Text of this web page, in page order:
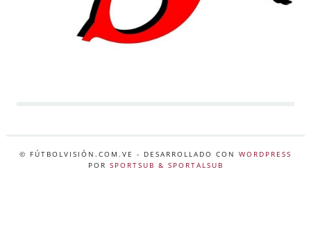
© FÚTBOLVISIÓN.COM.VE - DESARROLLADO CON WORDPRESS
POR SPORTSUB & SPORTALSUB